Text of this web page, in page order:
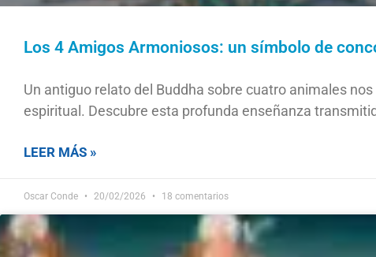
Los 4 Amigos Armoniosos: un símbolo de
Un antiguo relato del Buddha sobre cuatro animales
espiritual. Descubre esta profunda enseñanza
LEER MÁS »
Oscar Conde 20/02/2026 18 comentarios